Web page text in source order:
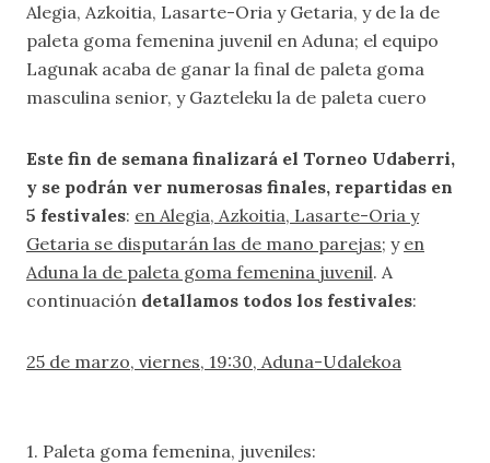
Alegia, Azkoitia, Lasarte-Oria y Getaria, y de la de
paleta goma femenina juvenil en Aduna; el equipo
Lagunak acaba de ganar la final de paleta goma
masculina senior, y Gazteleku la de paleta cuero
Este fin de semana finalizará el Torneo Udaberri,
y se podrán ver numerosas finales, repartidas en
5 festivales: en Alegia, Azkoitia, Lasarte-Oria y
Getaria se disputarán las de mano parejas; y en
Aduna la de paleta goma femenina juvenil. A
continuación detallamos todos los festivales:
25 de marzo, viernes, 19:30, Aduna-Udalekoa
1. Paleta goma femenina, juveniles: